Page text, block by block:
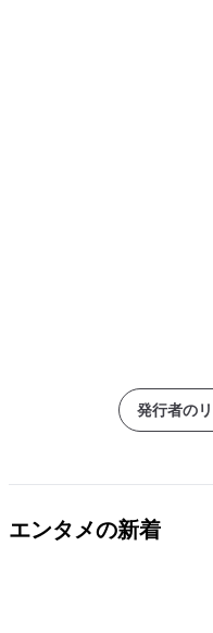
発行者の
エンタメの新着